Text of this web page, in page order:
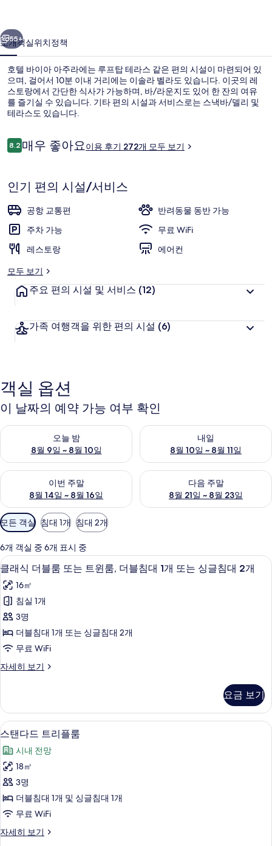
라
의
사
진
갤
러
리
55+
소개객실위치정책
호텔 바이아 아주라에는 루프탑 테라스 같은 편의 시설이 마련되어 있
으며, 걸어서 10분 이내 거리에는 이솔라 벨라도 있습니다. 이곳의 레
스토랑에서 간단한 식사가 가능하며, 바/라운지도 있어 한 잔의 여유
를 즐기실 수 있습니다. 기타 편의 시설과 서비스로는 스낵바/델리 및
테라스도 있습니다.
이
용
기
8.210점 만점 중 8.2점.
매우 좋아요이용 후기 272개 모두 보기
인기 편의 시설/서비스
공항 교통편
반려동물 동반 가능
주차 가능
무료 WiFi
레스토랑
에어컨
모두 보기
주요 편의 시설 및 서비스 (12)
가족 여행객을 위한 편의 시설 (6)
객실 옵션
이 날짜의 예약 가능 여부 확인
오늘 밤
8월 9일 ~ 8월 10일
오늘 밤 예약 가능 여부 확인, 8월 9일 ~ 8월 10일
내일
8월 10일 ~ 8월 11일
내일 예약 가능 여부 확인, 8월
이번 주말
8월 14일 ~ 8월 16일
이번 주말 예약 가능 여부 확인, 8월 14일 ~ 8월 16일
다음 주말
8월 21일 ~ 8월 23일
다음 주말 예약 가능 여부 확인
객
실
에
사
용
가
능
한
터
모든 객실 침대 1개 침대 2개
6개 객실 중 6개 표시 중
클
래
식
더
블
룸
는
윈
룸,
더
블
침
대
1
개
또
미니바, 객실 내 금고, 유아용 침대, 무
5
클래식 더블룸 또는 트윈룸, 더블침대 1개 또는 싱글침대 2개
16㎡
침실 1개
3명
더블침대 1개 또는 싱글침대 2개
무료 WiFi
자세히 보기
클
블
룸
또
트
윈
룸,
더
블
침
대
1
요금 보기
스
탠
다
드
트
리
룸
미니바, 객실 내 금고, 유아용 침대, 무
5
스탠다드 트리플룸
시내 전망
18㎡
3명
더블침대 1개 및 싱글침대 1개
무료 WiFi
자세히 보기
스